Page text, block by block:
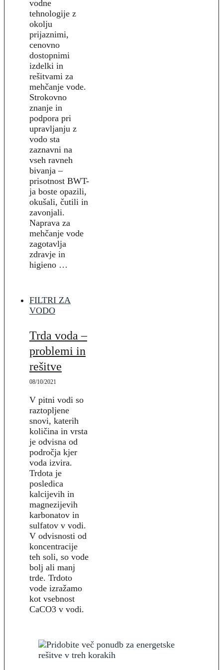
vodne
tehnologije z
okolju
prijaznimi,
cenovno
dostopnimi
izdelki in
rešitvami za
mehčanje vode.
Strokovno
znanje in
podpora pri
upravljanju z
vodo sta
zaznavni na
vseh ravneh
bivanja –
prisotnost BWT-
ja boste opazili,
okušali, čutili in
zavonjali.
Naprava za
mehčanje vode
zagotavlja
zdravje in
higieno …
FILTRI ZA
VODO
Trda voda –
problemi in
rešitve
08/10/2021
V pitni vodi so
raztopljene
snovi, katerih
količina in vrsta
je odvisna od
področja kjer
voda izvira.
Trdota je
posledica
kalcijevih in
magnezijevih
karbonatov in
sulfatov v vodi.
V odvisnosti od
koncentracije
teh soli, so vode
bolj ali manj
trde. Trdoto
vode izražamo
kot vsebnost
CaCO3 v vodi.